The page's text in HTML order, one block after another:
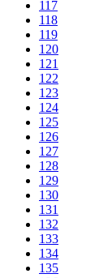
117
118
119
120
121
122
123
124
125
126
127
128
129
130
131
132
133
134
135